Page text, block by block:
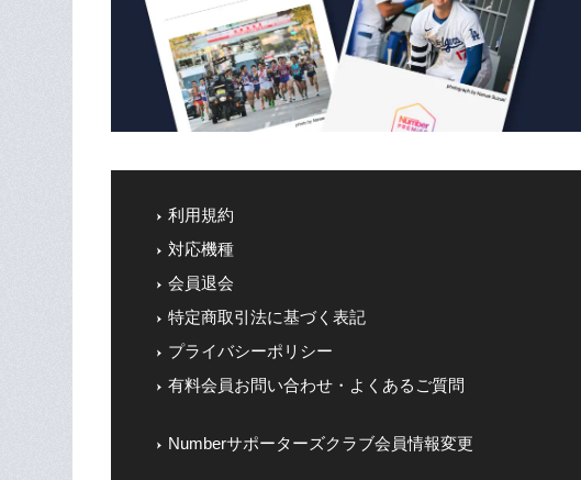
利用規約
対応機種
会員退会
特定商取引法に基づく表記
プライバシーポリシー
有料会員お問い合わせ・よくあるご質問
Numberサポーターズクラブ会員情報変更